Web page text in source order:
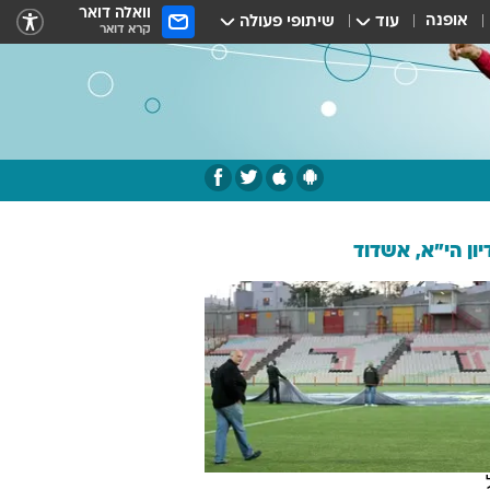
אופנה עוד שיתופי פעולה וואלה דואר
קרא דואר
הי"א, אשדוד